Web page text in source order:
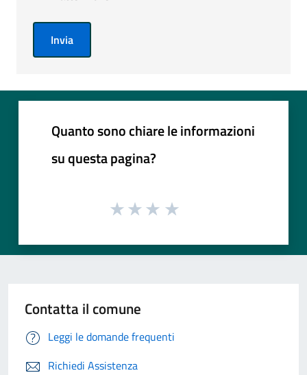
Invia
Quanto sono chiare le informazioni
su questa pagina?
Contatta il comune
Leggi le domande frequenti
Richiedi Assistenza